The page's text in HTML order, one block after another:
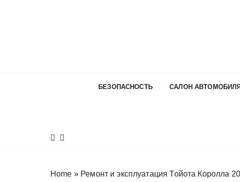
БЕЗОПАСНОСТЬ САЛОН АВТОМОБИЛЯ
Home » Ремонт и эксплуатация Тойота Королла